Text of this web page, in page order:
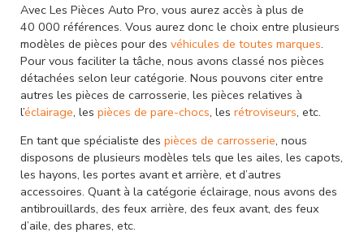
Avec Les Pièces Auto Pro, vous aurez accès à plus de
40 000 références. Vous aurez donc le choix entre plusieurs
modèles de pièces pour des véhicules de toutes marques.
Pour vous faciliter la tâche, nous avons classé nos pièces
détachées selon leur catégorie. Nous pouvons citer entre
autres les pièces de carrosserie, les pièces relatives à
l’éclairage, les pièces de pare-chocs, les rétroviseurs, etc.
En tant que spécialiste des pièces de carrosserie, nous
disposons de plusieurs modèles tels que les ailes, les capots,
les hayons, les portes avant et arrière, et d’autres
accessoires. Quant à la catégorie éclairage, nous avons des
antibrouillards, des feux arrière, des feux avant, des feux
d’aile, des phares, etc.